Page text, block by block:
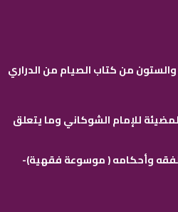
والستون من كتاب الصيام من الدراري
للإمام الشوكاني وما يتعلق
وأحكامه ( موسوعة فقهية)-